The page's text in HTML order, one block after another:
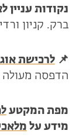
נקודות עניין
ברק. קניון
📌לרכישת
הדפסה מעולה
מפת המקטע
מידע על